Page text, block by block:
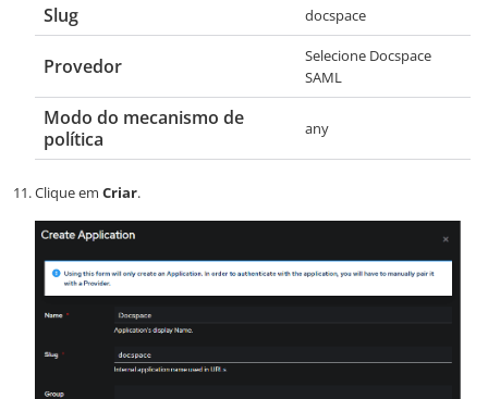
Slug
docspace
Provedor Selecione Docspace
SAML
Modo do mecanismo de
política
any
Clique em Criar.